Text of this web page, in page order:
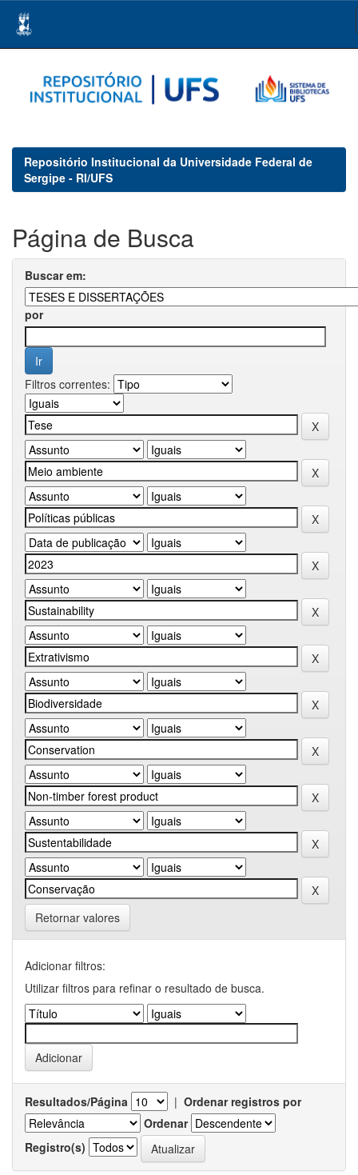
navigation
Repositório Institucional da Universidade Federal de
Sergipe - RI/UFS
Página de Busca
Buscar em:
por
Filtros correntes:
Retornar valores
Adicionar filtros:
Utilizar filtros para refinar o resultado de busca.
Resultados/Página | Ordenar registros por
Ordenar
Registro(s)